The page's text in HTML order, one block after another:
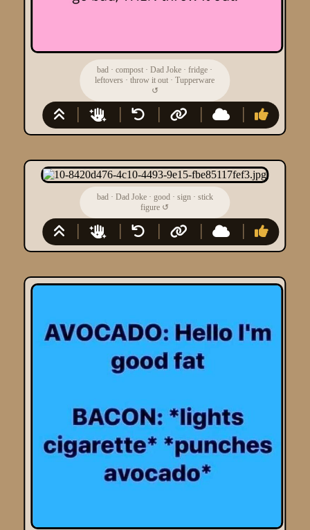
bad ·compost ·Dad Joke ·fridge ·
leftovers ·throw it out ·Tupperware
↺
bad · Dad Joke· good · sign · stick
figure ↺